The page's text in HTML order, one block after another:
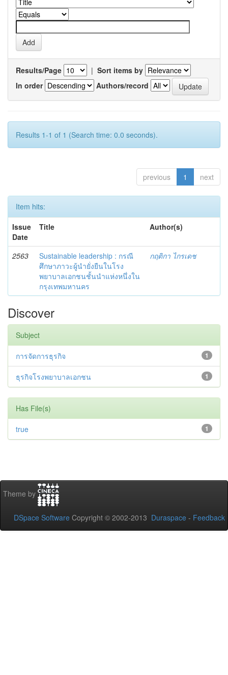
Results/Page | Sort items by
In order
Authors/record
Results 1-1 of 1 (Search time: 0.0 seconds).
previous 1 next
Item hits:
Issue
Date
Title Author(s)
2563
Sustainable leadership : กรณี
ศึกษาภาวะผู้นำยั่งยืนในโรง
พยาบาลเอกชนชั้นนำแห่งหนึ่งใน
กรุงเทพมหานคร
กฤติกา ไกรเดช
Discover
Subject
1
การจัดการธุรกิจ
1
ธุรกิจโรงพยาบาลเอกชน
Has File(s)
1
true
Theme by
DSpace Software Copyright © 2002-2013 Duraspace - Feedback